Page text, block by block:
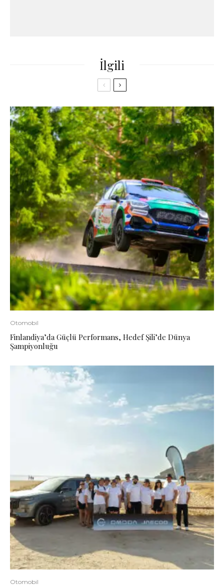
İlgili
Otomobil
Finlandiya’da Güçlü Performans, Hedef Şili’de Dünya
Şampiyonluğu
Otomobil